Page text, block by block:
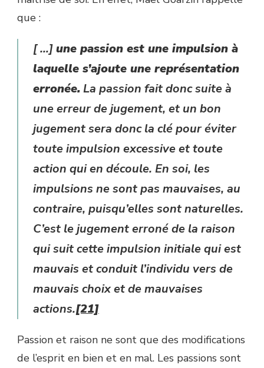
que :
[ …]une passion est une impulsion à
laquelle s’ajoute une représentation
erronée.La passion fait donc suite à
une erreur de jugement, et un bon
jugement sera donc la clé pour éviter
toute impulsion excessive et toute
action qui en découle. En soi, les
impulsions ne sont pas mauvaises, au
contraire, puisqu’elles sont naturelles.
C’est le jugement erroné de la raison
qui suit cette impulsion initiale qui est
mauvais et conduit l’individu vers de
mauvais choix et de mauvaises
actions.[21]
Passion et raison ne sont que des modifications
de l’esprit en bien et en mal. Les passions sont